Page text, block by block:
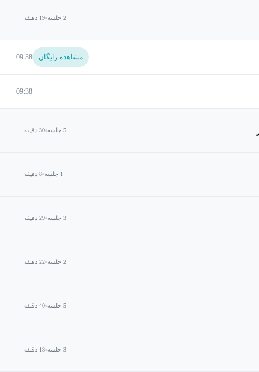
2 جلسه 19 دقیقه
مشاهده رایگان 09:38
09:38
5 جلسه 30 دقیقه
1 جلسه 8 دقیقه
3 جلسه 29 دقیقه
2 جلسه 22 دقیقه
5 جلسه 40 دقیقه
3 جلسه 18 دقیقه